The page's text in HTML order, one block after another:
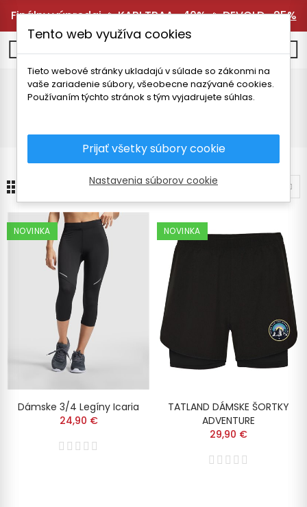
Finálny výpredaj 🔥KARI TRAA -40%🔥DEVOLD -25%
Nohavice a legíny
24
NOVINKA
Dámske 3/4 Legíny Icaria
24,90 €
NOVINKA
TATLAND DÁMSKE ŠORTKY
ADVENTURE
29,90 €
Tento web využíva cookies
Tieto webové stránky ukladajú v súlade so zákonmi na
vaše zariadenie súbory, všeobecne nazývané cookies.
Používaním týchto stránok s tým vyjadrujete súhlas.
Prijať všetky súbory cookie
Nastavenia súborov cookie